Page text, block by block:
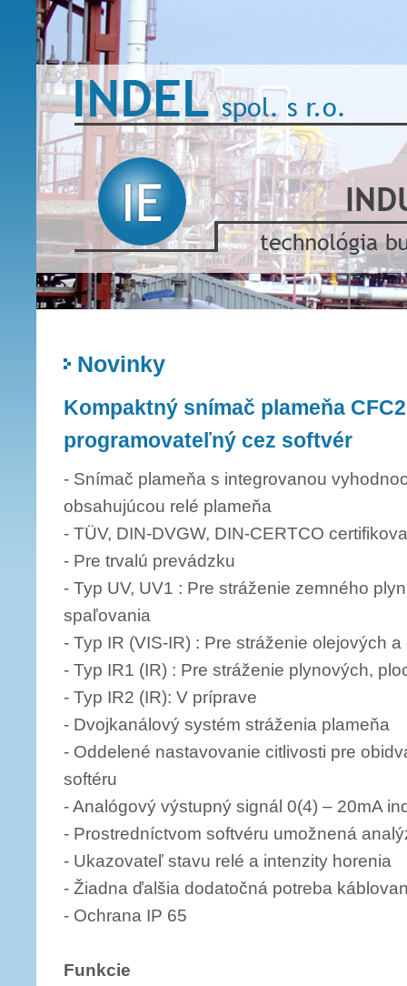
Novinky
Kompaktný snímač plameňa
programovateľný cez softvér
- Snímač plameňa s integrovanou
obsahujúcou relé plameňa
- TÜV, DIN-DVGW, DIN-CERTCO
- Pre trvalú prevádzku
- Typ UV, UV1 : Pre stráženie zemného
spaľovania
- Typ IR (VIS-IR) : Pre stráženie olejových
- Typ IR1 (IR) : Pre stráženie plynových,
- Typ IR2 (IR): V príprave
- Dvojkanálový systém stráženia plameňa
- Oddelené nastavovanie citlivosti pre
softéru
- Analógový výstupný signál 0(4) – 20mA
- Prostredníctvom softvéru umožnená
- Ukazovateľ stavu relé a intenzity horenia
- Žiadna ďalšia dodatočná potreba
- Ochrana IP 65
Funkcie